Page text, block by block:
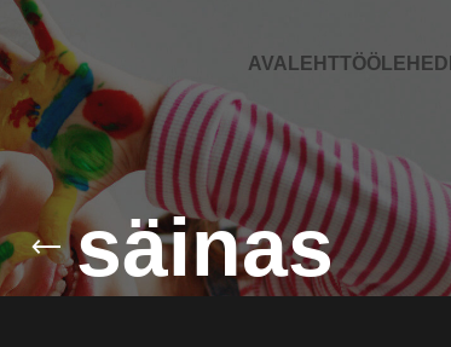
AVALEHTTÖÖLEHED
säinas